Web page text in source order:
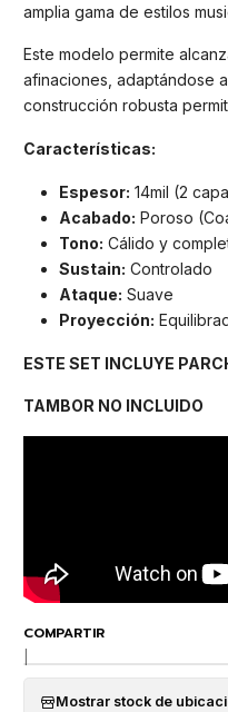
amplia gama de estilos
Este modelo permite
afinaciones, adaptándose
construcción robusta
Características:
Espesor: 14mil (2
Acabado: Poroso
Tono: Cálido y
Sustain: Controlado
Ataque: Suave
Proyección:
ESTE SET INCLUYE
TAMBOR NO INCLUIDO
COMPARTIR
Mostrar stock de